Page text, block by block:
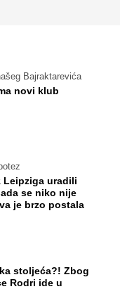
Bajraktarevića
novi klub
Leipziga uradili
se niko nije
je brzo postala
stoljeća?! Zbog
Rodri ide u